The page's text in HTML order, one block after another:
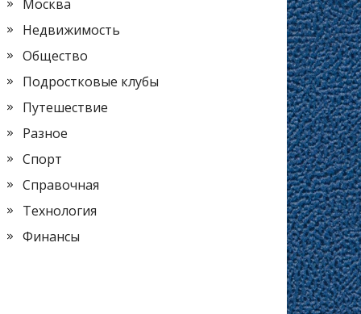
Москва
Недвижимость
Общество
Подростковые клубы
Путешествие
Разное
Спорт
Справочная
Технология
Финансы